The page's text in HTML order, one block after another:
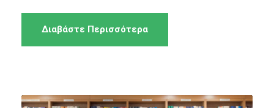
Διαβάστε Περισσότερα